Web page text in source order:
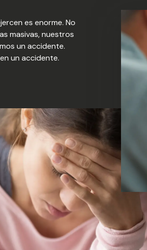
es enorme. No
masivas, nuestros
un accidente.
un accidente.